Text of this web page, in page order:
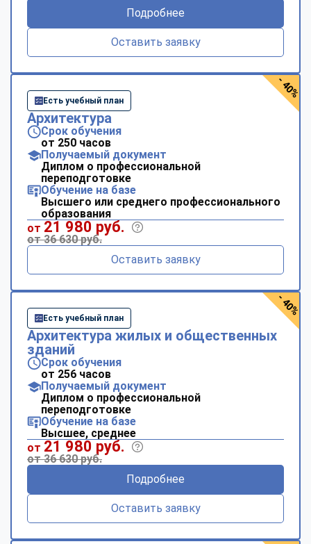
Подробнее
Оставить заявку
Есть учебный план
Архитектура
Срок обучения
от 250 часов
Получаемый документ
Диплом о профессиональной
переподготовке
Обучение на базе
Высшего или среднего профессионального
образования
от 21 980 руб.
от 36 630 руб.
Оставить заявку
- 40%
Есть учебный план
Архитектура жилых и общественных
зданий
Срок обучения
от 256 часов
Получаемый документ
Диплом о профессиональной
переподготовке
Обучение на базе
Высшее, среднее
от 21 980 руб.
от 36 630 руб.
Подробнее
Оставить заявку
- 40%